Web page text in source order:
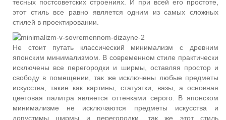
тесных постсоветских строениях. И при всей его простоте,
этот стиль все равно является одним из самых сложных
стилей в проектировании.
Не стоит путать классический минимализм с древним
японским минимализмом. В современном стиле практически
исключены все перегородки и ширмы, оставляя простор и
свободу в помещении, так же исключены любые предметы
искусства, такие как картины, статуэтки, вазы, а основная
цветовая палитра является оттенками серого. В японском
минимализме не исключаются предметы искусства и
допустимы ширмы и перегородки, так же этот стиль